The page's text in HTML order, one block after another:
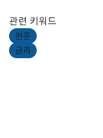
관련 키워드
연준
금리